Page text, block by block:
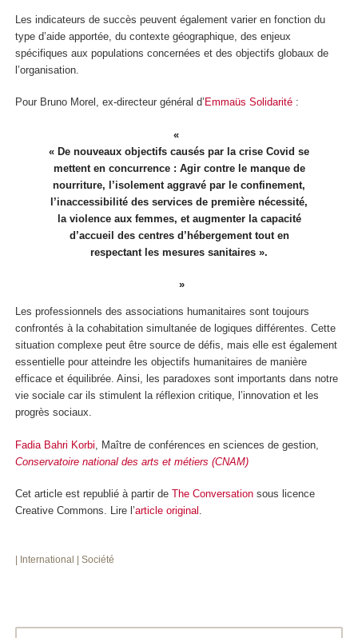
Les indicateurs de succès peuvent également varier en fonction du
type d’aide apportée, du contexte géographique, des enjeux
spécifiques aux populations concernées et des objectifs globaux de
l’organisation.
Pour Bruno Morel, ex-directeur général d’ Emmaüs Solidarité :
« De nouveaux objectifs causés par la crise Covid se
mettent en concurrence : Agir contre le manque de
nourriture, l’isolement aggravé par le confinement,
l’inaccessibilité des services de première nécessité,
la violence aux femmes, et augmenter la capacité
d’accueil des centres d’hébergement tout en
respectant les mesures sanitaires ».
Les professionnels des associations humanitaires sont toujours
confrontés à la cohabitation simultanée de logiques différentes. Cette
situation complexe peut être source de défis, mais elle est également
essentielle pour atteindre les objectifs humanitaires de manière
efficace et équilibrée. Ainsi, les paradoxes sont importants dans notre
vie sociale car ils stimulent la réflexion critique, l’innovation et les
progrès sociaux.
Fadia Bahri Korbi , Maître de conférences en sciences de gestion,
Conservatoire national des arts et métiers (CNAM)
Cet article est republié à partir de The Conversation sous licence
Creative Commons. Lire l’article original .
| International | Société